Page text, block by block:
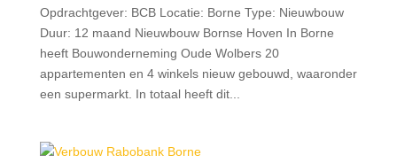
Opdrachtgever: BCB Locatie: Borne Type: Nieuwbouw
Duur: 12 maand Nieuwbouw Bornse Hoven In Borne
heeft Bouwonderneming Oude Wolbers 20
appartementen en 4 winkels nieuw gebouwd, waaronder
een supermarkt. In totaal heeft dit...